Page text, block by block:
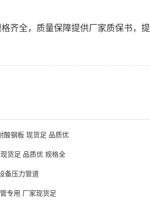
齐全，质量保障提供厂家质保书，
酸钢板 现货足 品质优
货足 品质优 规格全
备压力管道
专用 厂家现货足